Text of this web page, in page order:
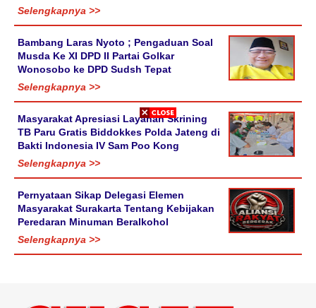
Selengkapnya >>
Bambang Laras Nyoto ; Pengaduan Soal
Musda Ke XI DPD II Partai Golkar
Wonosobo ke DPD Sudsh Tepat
Selengkapnya >>
Masyarakat Apresiasi Layanan Skrining
TB Paru Gratis Biddokkes Polda Jateng di
Bakti Indonesia IV Sam Poo Kong
Selengkapnya >>
Pernyataan Sikap Delegasi Elemen
Masyarakat Surakarta Tentang Kebijakan
Peredaran Minuman Beralkohol
Selengkapnya >>